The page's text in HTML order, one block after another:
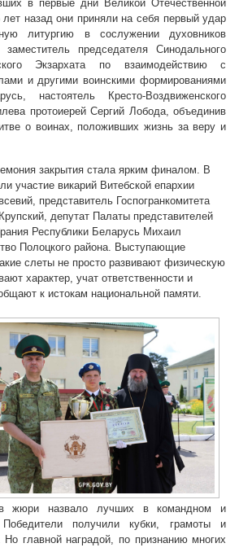
в первые дни Великой Отечественной
назад они приняли на себя первый удар
литургию в сослужении духовников
председателя Синодального
Экзархата по взаимодействию с
и другими воинскими формированиями
настоятель Кресто-Воздвиженского
протоиерей Сергий Лобода, объединив
о воинах, положивших жизнь за веру и
закрытия стала ярким финалом. В
участие викарий Витебской епархии
представитель Госпогранкомитета
депутат Палаты представителей
Республики Беларусь Михаил
Полоцкого района. Выступающие
слеты не просто развивают физическую
характер, учат ответственности и
к истокам национальной памяти.
жюри назвало лучших в командном и
получили кубки, грамоты и
Но главной наградой, по признанию многих